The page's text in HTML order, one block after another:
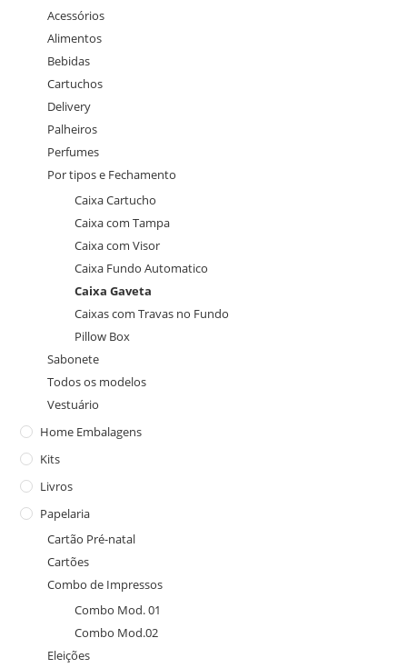
Acessórios
Alimentos
Bebidas
Cartuchos
Delivery
Palheiros
Perfumes
Por tipos e Fechamento
Caixa Cartucho
Caixa com Tampa
Caixa com Visor
Caixa Fundo Automatico
Caixa Gaveta
Caixas com Travas no Fundo
Pillow Box
Sabonete
Todos os modelos
Vestuário
Home Embalagens
Kits
Livros
Papelaria
Cartão Pré-natal
Cartões
Combo de Impressos
Combo Mod. 01
Combo Mod.02
Eleições